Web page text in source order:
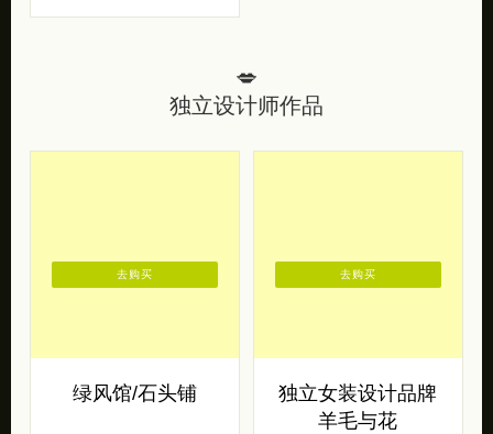
💋
独立设计师作品
绿风馆/石头铺
去购买
独立女装设计品牌
羊毛与花
去购买